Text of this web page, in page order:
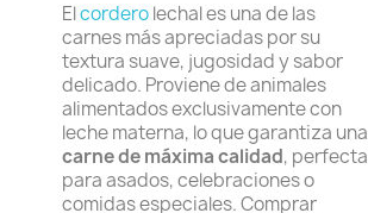
Elcorderolechal es una de las
carnes más apreciadas por su
textura suave, jugosidad y sabor
delicado. Proviene de animales
alimentados exclusivamente con
leche materna, lo que garantiza una
carne de máxima calidad, perfecta
para asados, celebraciones o
comidas especiales. Comprar